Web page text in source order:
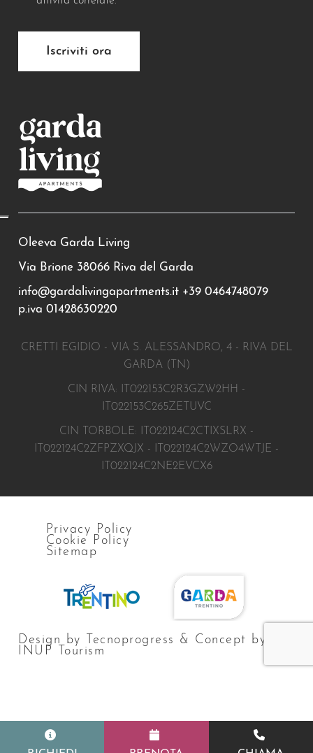
Oleeva Garda Living
Via Brione 38066 Riva del Garda
info@gardalivingapartments.it +39 0464748079
p.iva 01428630220
Iscriviti ora
CRETTI EGIDIO - VIA S. ALESSANDRO, 4 - RIVA DEL
GARDA (TN)
CIN RIVA: IT022153C2R3GZW2HH -
IT022153C265ZETUVC
CIN TORBOLE: IT022124C2CTIXSLRX -
IT022124C2ZFPZXQJX - IT022124C2WZO4WTJE -
IT022124C2NE2EVCX6
Privacy Policy
Cookie Policy
Sitemap
Design by Tecnoprogress & Concept by
INUP Tourism
Le tue preferenze relative alla privacy